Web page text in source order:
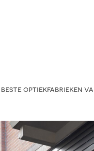
optiekfabrieken